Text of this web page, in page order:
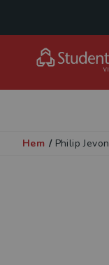
Hem / Philip Jevon